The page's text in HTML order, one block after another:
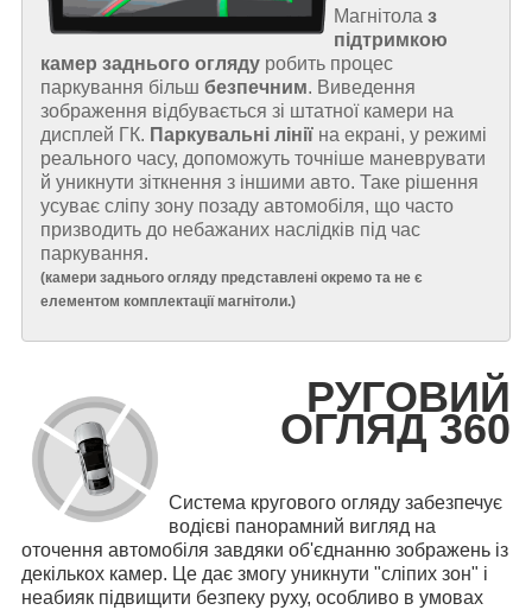
Магнітола з
підтримкою
камер заднього огляду робить процес
паркування більш безпечним. Виведення
зображення відбувається зі штатної камери на
дисплей ГК. Паркувальні лінії на екрані, у режимі
реального часу, допоможуть точніше маневрувати
й уникнути зіткнення з іншими авто. Таке рішення
усуває сліпу зону позаду автомобіля, що часто
призводить до небажаних наслідків під час
паркування.
(камери заднього огляду представлені окремо та не є
елементом комплектації магнітоли.)
РУГОВИЙ
ОГЛЯД 360
Система кругового огляду забезпечує
водієві панорамний вигляд на
оточення автомобіля завдяки об'єднанню зображень із
декількох камер. Це дає змогу уникнути "сліпих зон" і
неабияк підвищити безпеку руху, особливо в умовах